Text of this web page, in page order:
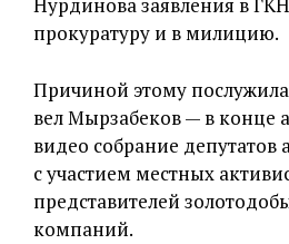
Нурдинова заявления в
прокуратуру и в милицию.
Причиной этому
вел Мырзабеков — в конце
видео собрание
с участием местных
представителей
компаний.